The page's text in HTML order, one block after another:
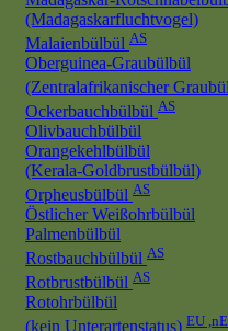
(Madagaskarfluchtvogel)
Malaienbülbül AS
Oberguinea-Graubülbül
(Zentralafrikanischer
Ockerbauchbülbül AS
Olivbauchbülbül
Orangekehlbülbül
(Kerala-Goldbrustbülbül)
Orpheusbülbül AS
Östlicher Weißohrbülbül
Palmenbülbül
Rostbauchbülbül AS
Rotbrustbülbül AS
Rotohrbülbül
(kein Unterartenstatus) EU